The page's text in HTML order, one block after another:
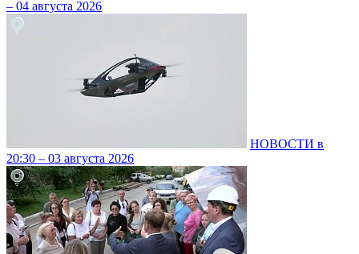
– 04 августа 2026
НОВОСТИ в
20:30 – 03 августа 2026